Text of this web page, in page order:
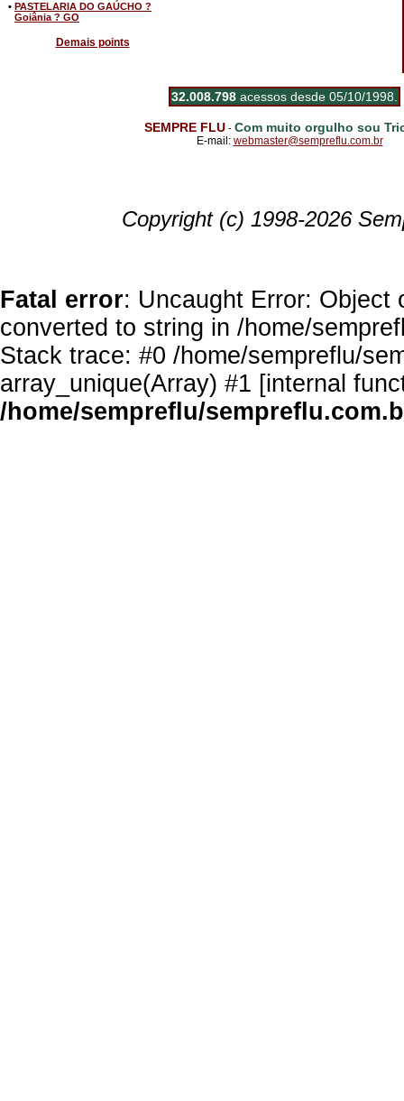
• PASTELARIA DO GAÚCHO ?
Goiânia ? GO
Demais points
32.008.798 acessos desde 05/10/1998.
SEMPRE FLU- Com muito orgulho sou
E-mail: webmaster@sempreflu.com.br
Copyright (c) 1998-2026
Fatal error: Uncaught Error: Object
converted to string in /home/
Stack trace: #0 /home/sempreflu/
array_unique(Array) #1 [internal
/home/sempreflu/